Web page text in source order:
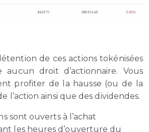
de ces actions tokénisées
aucun droit d’actionnaire. Vous
profiter de la hausse (ou de la
l’action ainsi que des dividendes.
sont ouverts à l’achat
les heures d’ouverture du